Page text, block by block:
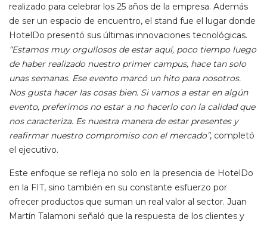
realizado para celebrar los 25 años de la empresa. Además
de ser un espacio de encuentro, el stand fue el lugar donde
HotelDo presentó sus últimas innovaciones tecnológicas.
“Estamos muy orgullosos de estar aquí, poco tiempo luego
de haber realizado nuestro primer campus, hace tan solo
unas semanas. Ese evento marcó un hito para nosotros.
Nos gusta hacer las cosas bien. Si vamos a estar en algún
evento, preferimos no estar a no hacerlo con la calidad que
nos caracteriza. Es nuestra manera de estar presentes y
reafirmar nuestro compromiso con el mercado”, completó
el ejecutivo.
Este enfoque se refleja no solo en la presencia de HotelDo
en la FIT, sino también en su constante esfuerzo por
ofrecer productos que suman un real valor al sector. Juan
Martín Talamoni señaló que la respuesta de los clientes y